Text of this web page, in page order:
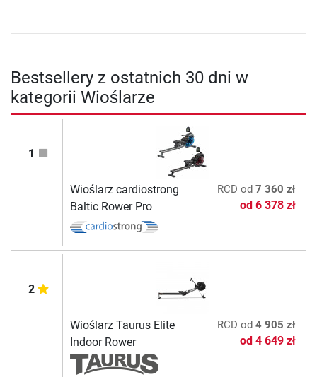
Bestsellery z ostatnich 30 dni w
kategorii Wioślarze
1
Wioślarz cardiostrong
Baltic Rower Pro
RCD od 7 360 zł
od 6 378 zł
2
Wioślarz Taurus Elite
Indoor Rower
RCD od 4 905 zł
od 4 649 zł